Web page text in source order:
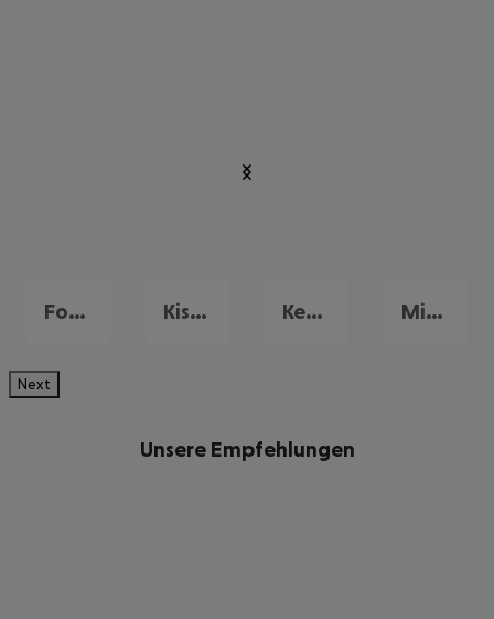
Fort Myers Kissimmee Key West Miami Beach
Next
Unsere Empfehlungen